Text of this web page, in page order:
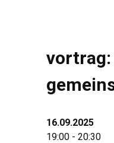
vortrag:
16.09.2025
19:00 - 20:30